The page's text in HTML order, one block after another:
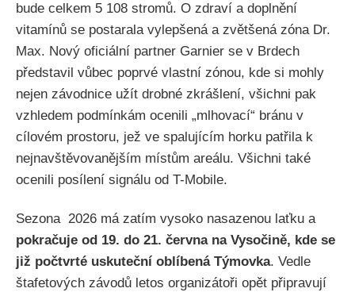
bude celkem 5 108 stromů. O zdraví a doplnění
vitamínů se postarala vylepšená a zvětšená zóna Dr.
Max. Nový oficiální partner Garnier se v Brdech
představil vůbec poprvé vlastní zónou, kde si mohly
nejen závodnice užít drobné zkrášlení, všichni pak
vzhledem podmínkám ocenili „mlhovací“ bránu v
cílovém prostoru, jež ve spalujícím horku patřila k
nejnavštěvovanějším místům areálu. Všichni také
ocenili posílení signálu od T-Mobile.
Sezona 2026 má zatím vysoko nasazenou laťku a
pokračuje od 19. do 21. června na Vysočině, kde se
již počtvrté uskuteční oblíbená Týmovka. Vedle
štafetových závodů letos organizátoři opět připravují